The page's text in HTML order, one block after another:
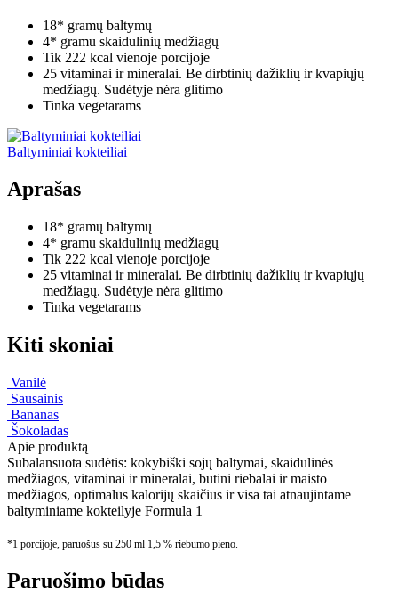
18* gramų baltymų
4* gramu skaidulinių medžiagų
Tik 222 kcal vienoje porcijoje
25 vitaminai ir mineralai. Be dirbtinių dažiklių ir kvapiųjų
medžiagų. Sudėtyje nėra glitimo
Tinka vegetarams
Baltyminiai kokteiliai
Aprašas
18* gramų baltymų
4* gramu skaidulinių medžiagų
Tik 222 kcal vienoje porcijoje
25 vitaminai ir mineralai. Be dirbtinių dažiklių ir kvapiųjų
medžiagų. Sudėtyje nėra glitimo
Tinka vegetarams
Kiti skoniai
Vanilė
Sausainis
Bananas
Šokoladas
Apie produktą
Subalansuota sudėtis: kokybiški sojų baltymai, skaidulinės
medžiagos, vitaminai ir mineralai, būtini riebalai ir maisto
medžiagos, optimalus kalorijų skaičius ir visa tai atnaujintame
baltyminiame kokteilyje Formula 1
*1 porcijoje, paruošus su 250 ml 1,5 % riebumo pieno.
Paruošimo būdas